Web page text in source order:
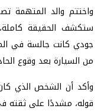
واختتم والد المتهمة
ستكشف الحقيقة
جودي كانت جالسة في
من السيارة بعد وقوع
وأكد أن الشخص الذي
قوله، مشددًا على ثقته